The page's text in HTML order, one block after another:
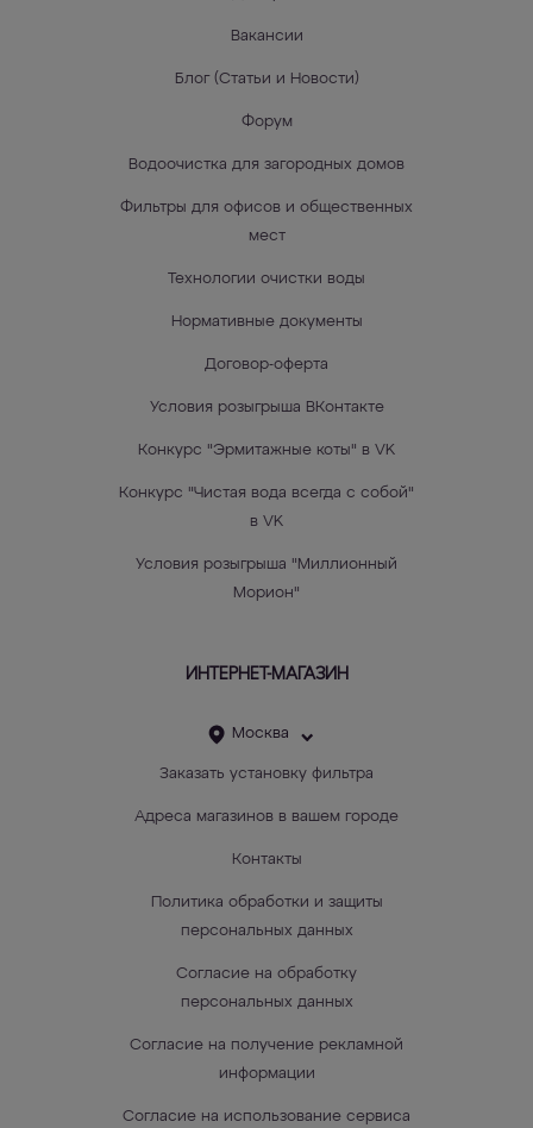
Вакансии
Блог (Статьи и Новости)
Форум
Водоочистка для загородных домов
Фильтры для офисов и общественных
мест
Технологии очистки воды
Нормативные документы
Договор-оферта
Условия розыгрыша ВКонтакте
Конкурс "Эрмитажные коты" в VK
Конкурс "Чистая вода всегда с собой"
в VK
Условия розыгрыша "Миллионный
Морион"
ИНТЕРНЕТ-МАГАЗИН
Москва
Заказать установку фильтра
Адреса магазинов в вашем городе
Контакты
Политика обработки и защиты
персональных данных
Согласие на обработку
персональных данных
Согласие на получение рекламной
информации
Согласие на использование сервиса